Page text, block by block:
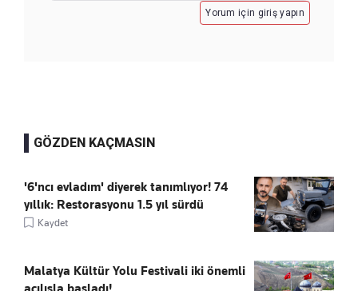
Yorum için giriş yapın
GÖZDEN KAÇMASIN
'6'ncı evladım' diyerek tanımlıyor! 74
yıllık: Restorasyonu 1.5 yıl sürdü
Kaydet
Malatya Kültür Yolu Festivali iki önemli